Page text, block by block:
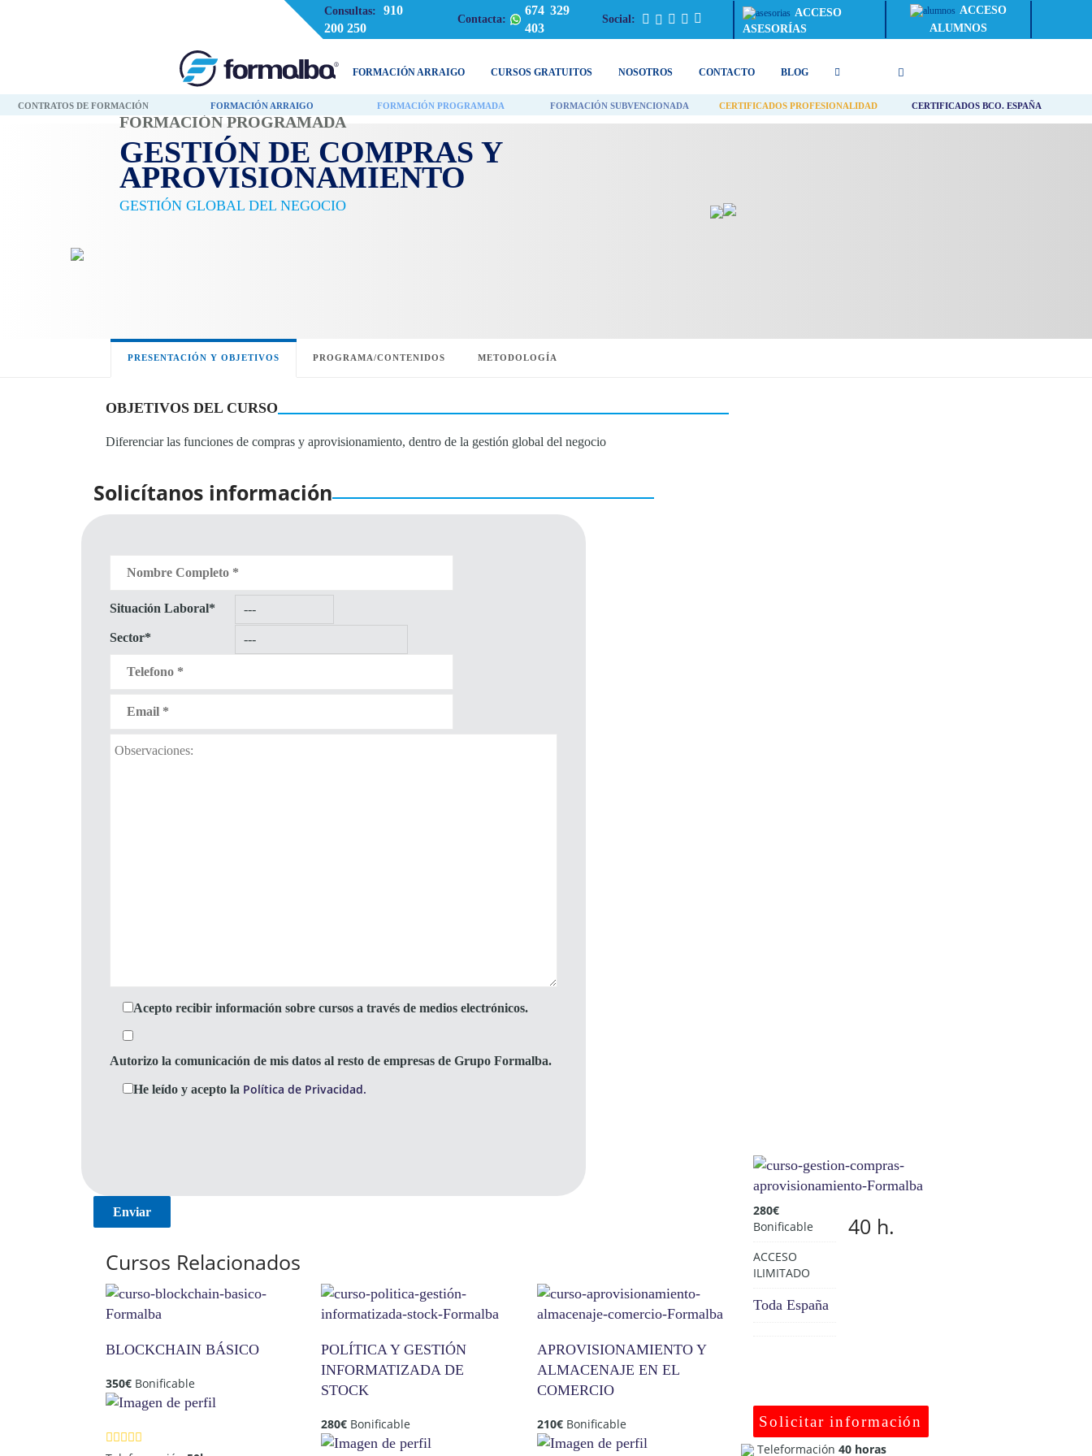
Consultas:
910
200 250
Contacta:
674 329
403
Social:
ACCESO
ASESORÍAS
ACCESO
ALUMNOS
FORMACIÓN ARRAIGO CURSOS GRATUITOS NOSOTROS CONTACTO BLOG
CONTRATOS DE FORMACIÓN FORMACIÓN ARRAIGO FORMACIÓN PROGRAMADA FORMACIÓN SUBVENCIONADA CERTIFICADOS PROFESIONALIDAD CERTIFICADOS BCO. ESPAÑA
FORMACIÓN PROGRAMADA
GESTIÓN DE COMPRAS Y
APROVISIONAMIENTO
GESTIÓN GLOBAL DEL NEGOCIO
PRESENTACIÓN Y OBJETIVOS PROGRAMA/CONTENIDOS METODOLOGÍA
OBJETIVOS DEL CURSO
Diferenciar las funciones de compras y aprovisionamiento, dentro de la gestión global del negocio
Solicítanos información
Situación Laboral*
Sector*
Acepto recibir información sobre cursos a través de medios electrónicos.
Autorizo la comunicación de mis datos al resto de empresas de Grupo Formalba.
He leído y acepto la Política de Privacidad.
Cursos Relacionados
BLOCKCHAIN BÁSICO
350€ Bonificable
POLÍTICA Y GESTIÓN
INFORMATIZADA DE
STOCK
280€ Bonificable
APROVISIONAMIENTO Y
ALMACENAJE EN EL
COMERCIO
210€ Bonificable
280€
Bonificable
ACCESO
ILIMITADO
Toda España
40 h.
Solicitar información
Teleformación 40 horas